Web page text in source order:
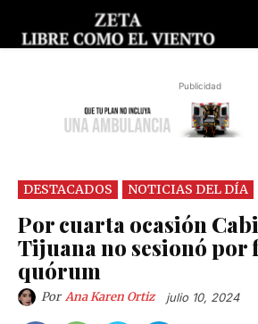
Publicidad
DESTACADOS NOTICIAS DEL DÍA
Por cuarta ocasión
Tijuana no sesionó por
quórum
Por Ana Karen Ortiz julio 10, 2024